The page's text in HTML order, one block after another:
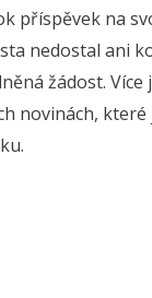
příspěvek na
nedostal ani
žádost. Více
novinách,